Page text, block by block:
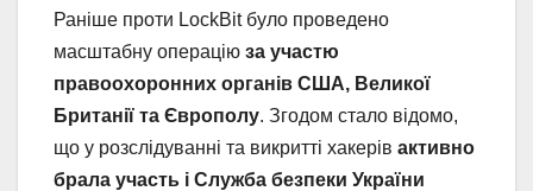
Раніше проти LockBit було проведено
масштабну операцію за участю
правоохоронних органів США, Великої
Британії та Європолу. Згодом стало відомо,
що у розслідуванні та викритті хакерів активно
брала участь і Служба безпеки України